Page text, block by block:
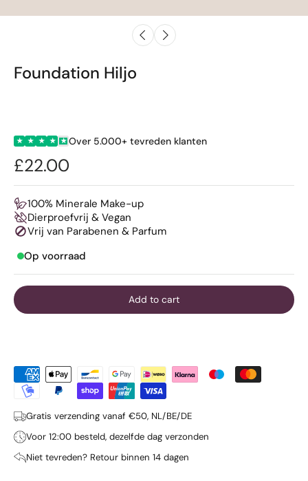
Foundation Hiljo
★ ★ ★ ★ ★ Over 5.000+ tevreden klanten
£22.00
100% Minerale Make-up
Dierproefvrij & Vegan
Vrij van Parabenen & Parfum
Op voorraad
Add to cart
Gratis verzending vanaf €50, NL/BE/DE
Voor 12:00 besteld, dezelfde dag verzonden
Niet tevreden? Retour binnen 14 dagen